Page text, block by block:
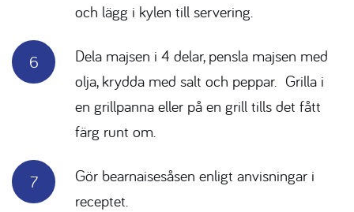
och lägg i kylen till servering.
Dela majsen i 4 delar, pensla majsen med
olja, krydda med salt och peppar. Grilla i
en grillpanna eller på en grill tills det fått
färg runt om.
Gör bearnaisesåsen enligt anvisningar i
receptet.